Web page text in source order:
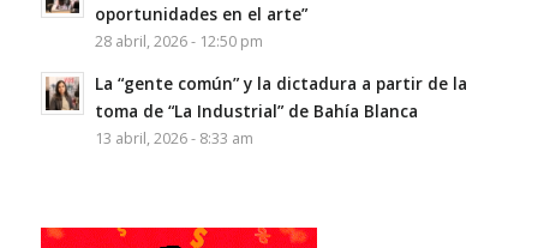
oportunidades en el arte”
28 abril, 2026 - 12:50 pm
La “gente común” y la dictadura a partir de la
toma de “La Industrial” de Bahía Blanca
13 abril, 2026 - 8:33 am